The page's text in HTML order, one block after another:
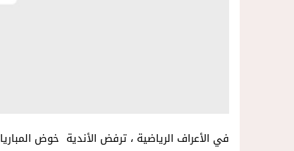
في الأعراف الرياضية ، ترفض الأندية خوض